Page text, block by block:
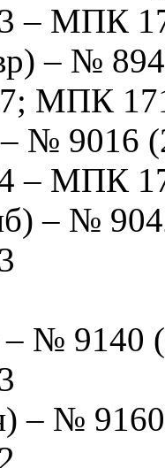
– МПК
– №
МПК
№ 9016
– МПК
– №
№ 9140
– №